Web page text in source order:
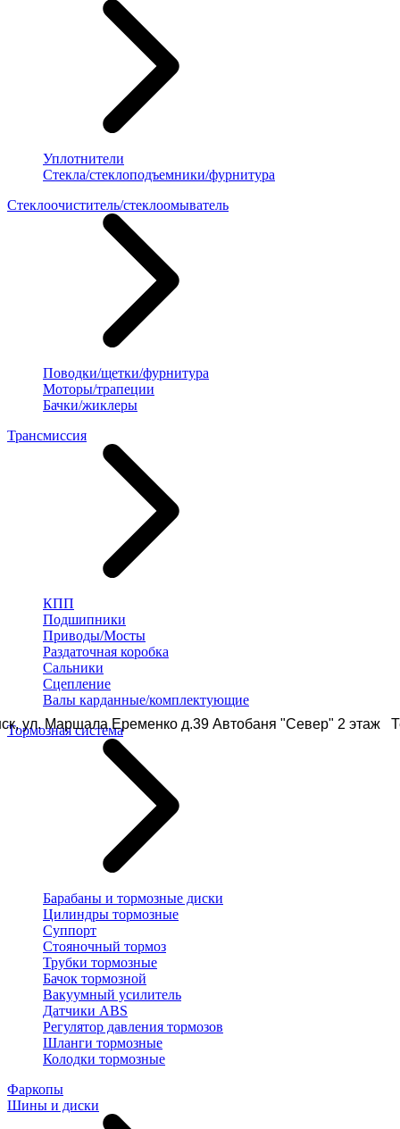
ул. Маршала Еременко д.39 Автобаня "Север" 2 этаж
Уплотнители
Стекла/стеклоподъемники/фурнитура
Стеклоочиститель/стеклоомыватель
Поводки/щетки/фурнитура
Моторы/трапеции
Бачки/жиклеры
Трансмиссия
КПП
Подшипники
Приводы/Мосты
Раздаточная коробка
Сальники
Сцепление
Валы карданные/комплектующие
Тормозная система
Барабаны и тормозные диски
Цилиндры тормозные
Суппорт
Стояночный тормоз
Трубки тормозные
Бачок тормозной
Вакуумный усилитель
Датчики ABS
Регулятор давления тормозов
Шланги тормозные
Колодки тормозные
Фаркопы
Шины и диски